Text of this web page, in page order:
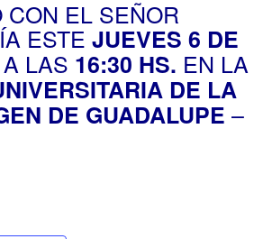
CON EL SEÑOR
ESTE JUEVES 6 DE
A LAS 16:30 HS. EN LA
DE LA
DE GUADALUPE –